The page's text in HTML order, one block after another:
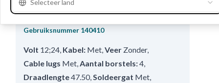
Gebruiksnummer 140410
Volt 12;24 Kabel: Met Veer Zonder,
Cable lugs Met Aantal borstels:4
Draadlengte47.50, Soldeergat Met
Selecteer land